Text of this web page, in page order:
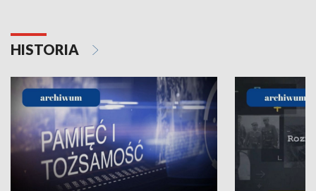
HISTORIA